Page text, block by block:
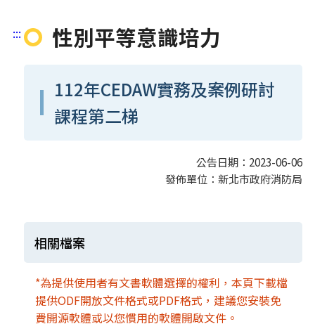
::: 性別平等意識培力
112年CEDAW實務及案例研討
課程第二梯
公告日期：2023-06-06
發佈單位：新北市政府消防局
相關檔案
*為提供使用者有文書軟體選擇的權利，本頁下載檔
提供ODF開放文件格式或PDF格式，建議您安裝免
費開源軟體或以您慣用的軟體開啟文件。